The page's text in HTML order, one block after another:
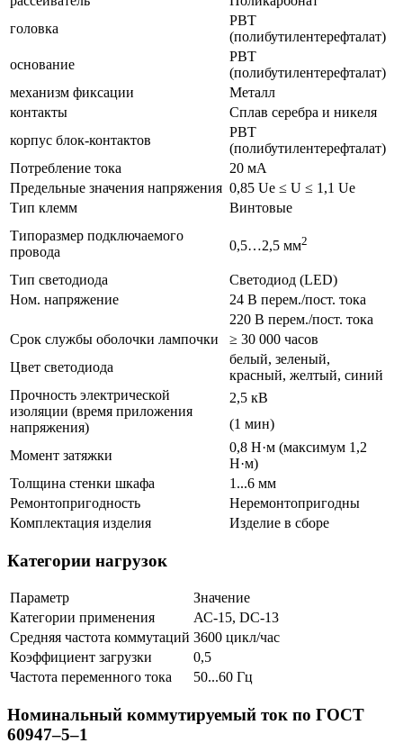
головка
РВТ
(полибутилентерефталат)
основание
РВТ
(полибутилентерефталат)
механизм фиксации
Металл
контакты
Сплав серебра и никеля
корпус блок-контактов
РВТ
(полибутилентерефталат)
Потребление тока
20 мА
Предельные значения напряжения 0,85 Ue ≤ U ≤ 1,1 Ue
Тип клемм
Винтовые
Типоразмер подключаемого
провода
0,5…2,5 мм2
Тип светодиода
Светодиод (LED)
Ном. напряжение
24 В перем./пост. тока
220 В перем./пост. тока
Срок службы оболочки лампочки
≥ 30 000 часов
Цвет светодиода
белый, зеленый,
красный, желтый, синий
Прочность электрической
изоляции (время приложения
напряжения)
2,5 кВ
(1 мин)
Момент затяжки
0,8 Н·м (максимум 1,2
Н·м)
Толщина стенки шкафа
1...6 мм
Ремонтопригодность
Неремонтопригодны
Комплектация изделия
Изделие в сборе
Категории нагрузок
Параметр
Значение
Категории применения
АС-15, DС-13
Средняя частота коммутаций 3600 цикл/час
Коэффициент загрузки
0,5
Частота переменного тока
50...60 Гц
Номинальный коммутируемый ток по ГОСТ
60947–5–1